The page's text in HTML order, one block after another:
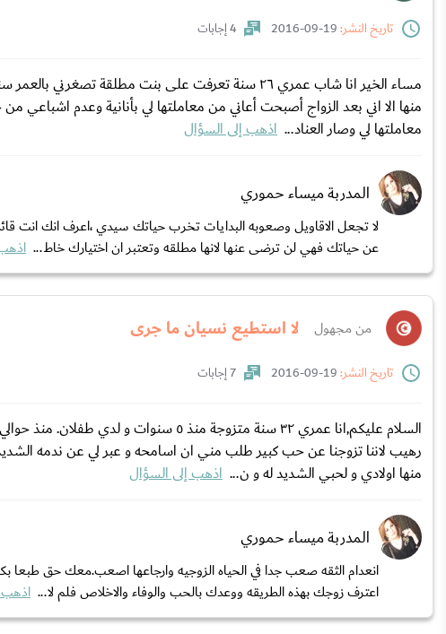
تاريخ النشر:
4 إجابات
منها الا اني بعد الزواج أصبحت أعاني من معاملتها لي بأنانية وعدم
معاملتها لي وصار العناد... اذهب إلى السؤال
المدربة ميساء حموري
لا تجعل الاقاويل وصعوبه البدايات تخرب حياتك سيدي ،اعرف انك انت
عن حياتك فهي لن ترضى عنها لانها مطلقه وتعتبر ان اختيارك خاط...
من مجهول لا استطيع نسيان ما جرى
تاريخ النشر:
7 إجابات
رهيب لاننا تزوجنا عن حب كبير طلب مني ان اسامحه و عبر لي عن ندمه
منها اولادي و لحبي الشديد له و ن... اذهب إلى السؤال
المدربة ميساء حموري
انعدام الثقه صعب جدا في الحياه الزوجيه وارجاعها اصعب.معك حق طبعا
اعترف زوجك بهذه الطريقه ووعدك بالحب والوفاء والاخلاص فلم لا... اذهب